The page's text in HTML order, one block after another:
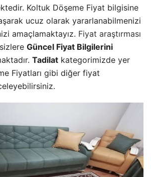
Koltuk Döşeme Fiyat bilgisine
ucuz olarak yararlanabilmenizi
amaçlamaktayız. Fiyat araştırması
Güncel Fiyat Bilgilerini
Tadilat kategorimizde yer
Fiyatları gibi diğer fiyat